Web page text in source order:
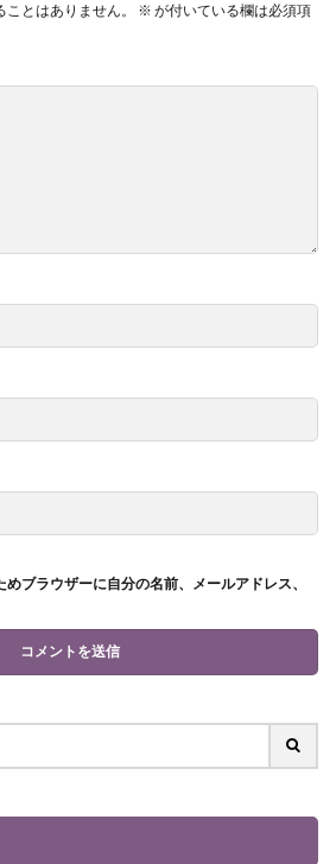
とはありません。 ※ が付いている欄は必須項
ブラウザーに自分の名前、メールアドレス、